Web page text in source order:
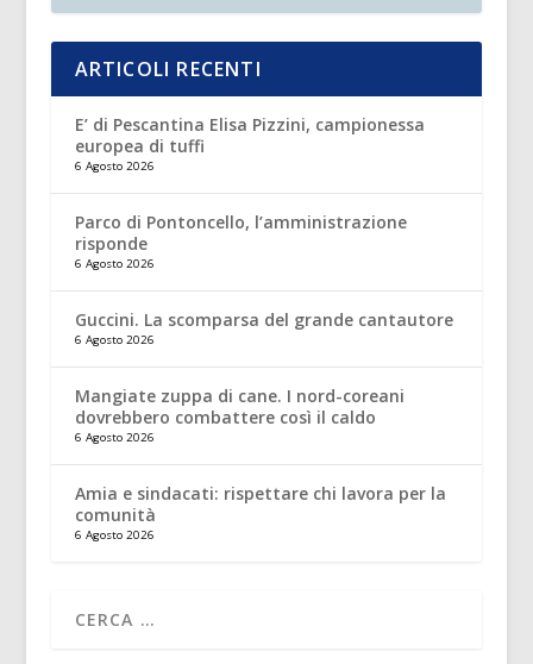
ARTICOLI RECENTI
E’ di Pescantina Elisa Pizzini, campionessa
europea di tuffi
6 Agosto 2026
Parco di Pontoncello, l’amministrazione
risponde
6 Agosto 2026
Guccini. La scomparsa del grande cantautore
6 Agosto 2026
Mangiate zuppa di cane. I nord-coreani
dovrebbero combattere così il caldo
6 Agosto 2026
Amia e sindacati: rispettare chi lavora per la
comunità
6 Agosto 2026